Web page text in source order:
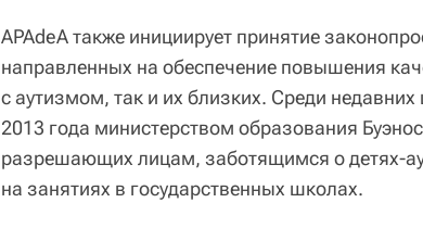
APAdeA также инициирует принятие
направленных на обеспечение повышения
с аутизмом, так и их близких. Среди
2013 года министерством образования
разрешающих лицам, заботящимся о детях-
на занятиях в государственных школах.